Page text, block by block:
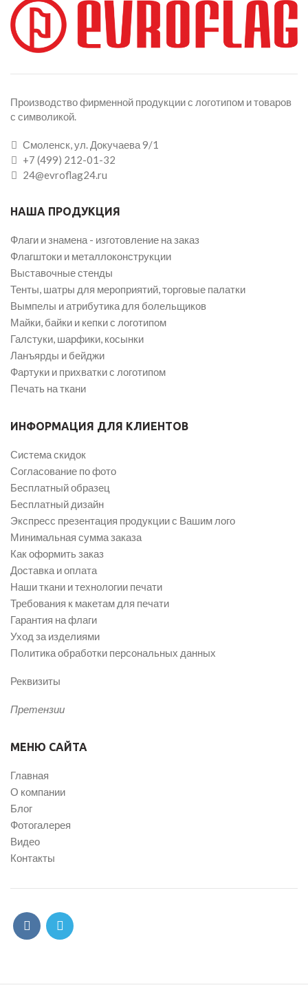
Производство фирменной продукции с логотипом и товаров
с символикой.
Смоленск, ул. Докучаева 9/1
+7 (499) 212-01-32
24@evroflag24.ru
НАША ПРОДУКЦИЯ
Флаги и знамена - изготовление на заказ
Флагштоки и металлоконструкции
Выставочные стенды
Тенты, шатры для мероприятий, торговые палатки
Вымпелы и атрибутика для болельщиков
Майки, байки и кепки с логотипом
Галстуки, шарфики, косынки
Ланъярды и бейджи
Фартуки и прихватки с логотипом
Печать на ткани
ИНФОРМАЦИЯ ДЛЯ КЛИЕНТОВ
Система скидок
Согласование по фото
Бесплатный образец
Бесплатный дизайн
Экспресс презентация продукции с Вашим лого
Минимальная сумма заказа
Как оформить заказ
Доставка и оплата
Наши ткани и технологии печати
Требования к макетам для печати
Гарантия на флаги
Уход за изделиями
Политика обработки персональных данных
Реквизиты
Претензии
МЕНЮ САЙТА
Главная
О компании
Блог
Фотогалерея
Видео
Контакты